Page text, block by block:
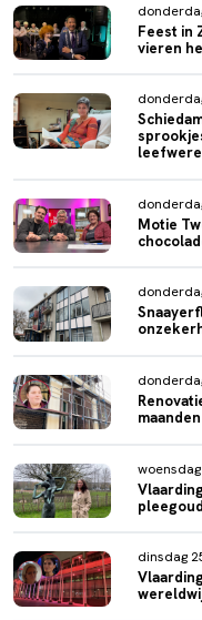
Feest in
vieren
Motie
dinsdag